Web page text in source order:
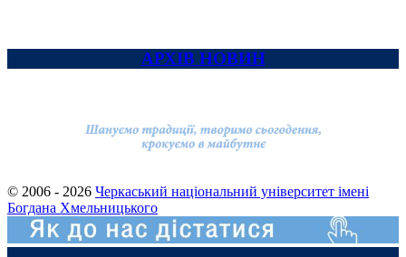
АРХІВ НОВИН
© 2006 - 2026 Черкаський національний університет імені
Богдана Хмельницького